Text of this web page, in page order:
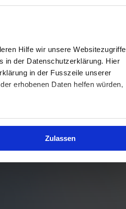
Hilfe wir unsere Websitezugriffe
in der Datenschutzerklärung. Hier
in der Fusszeile unserer
erhobenen Daten helfen würden,
Zulassen